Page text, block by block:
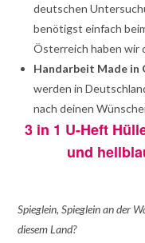
deutschen
benötigst einfach
Österreich haben wir
Handarbeit Made in
werden in
nach deinen
3 in 1 U-Heft
und
Spieglein, Spieglein an der
diesem Land?